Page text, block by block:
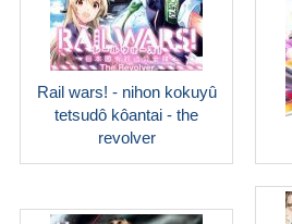
Rail wars! - nihon kokuyû
tetsudô kôantai - the
revolver